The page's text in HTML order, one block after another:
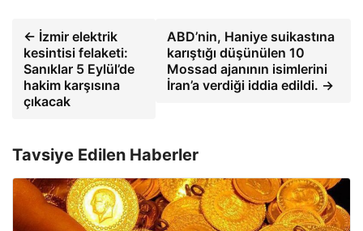
← İzmir elektrik
kesintisi felaketi:
Sanıklar 5 Eylül’de
hakim karşısına
çıkacak
ABD’nin, Haniye suikastına
karıştığı düşünülen 10
Mossad ajanının isimlerini
İran’a verdiği iddia edildi. →
Tavsiye Edilen Haberler